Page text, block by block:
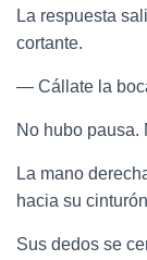
La respuesta
cortante.
— Cállate la
No hubo pausa.
La mano
hacia su
Sus dedos se